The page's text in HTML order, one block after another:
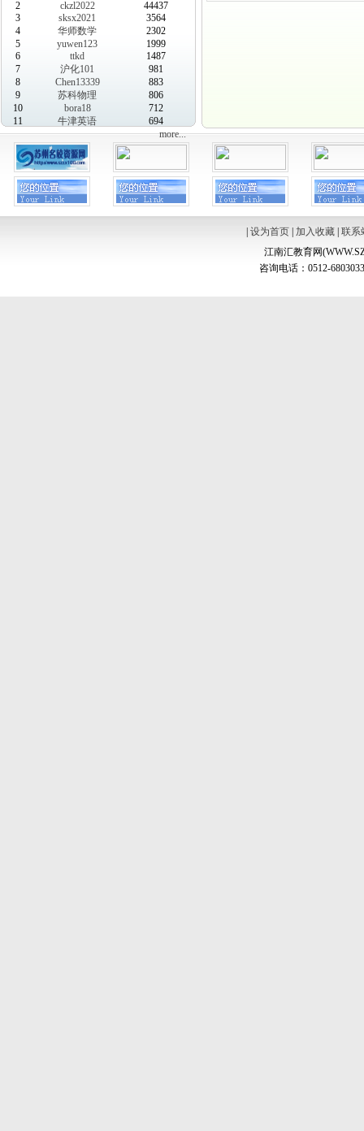
2
ckzl2022
44437
3
sksx2021
3564
4
华师数学
2302
5
yuwen123
1999
6
ttkd
1487
7
沪化101
981
8
Chen13339
883
9
苏科物理
806
10
bora18
712
11
牛津英语
694
more...
设为首页| 加入收藏| 联系
江南汇教育网
咨询电话：0512-